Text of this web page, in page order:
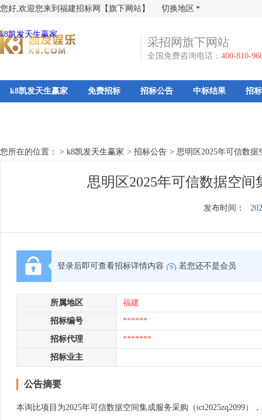
您好,欢迎您来到福建招标网【旗下网站】 切换地区
k8凯发天生赢家
采招网旗下网站
全国免费咨询电话： 400-810-
k8凯发天生赢家 免费招标 招标公告 中标结果 招
您所在的位置： > k8凯发天生赢家 > 招标公告 > 思明区2025年可信数
思明区2025年可信数据空
发布时间：
登录后即可查看招标详情内容 若您还不是会员
所属地区 福建
招标编号 ******
招标代理 *******
招标业主
公告摘要
本询比项目为2025年可信数据空间集成服务采购（ict2025zq2099